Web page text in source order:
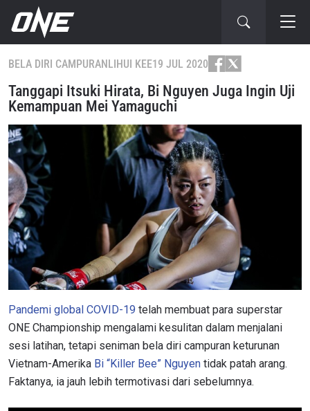
BELA DIRI CAMPURANLIHUI KEE19 JUL 2020
Tanggapi Itsuki Hirata, Bi Nguyen Juga Ingin Uji
Kemampuan Mei Yamaguchi
Pandemi global COVID-19 telah membuat para superstar
ONE Championship mengalami kesulitan dalam menjalani
sesi latihan, tetapi seniman bela diri campuran keturunan
Vietnam-Amerika Bi “Killer Bee” Nguyen tidak patah arang.
Faktanya, ia jauh lebih termotivasi dari sebelumnya.